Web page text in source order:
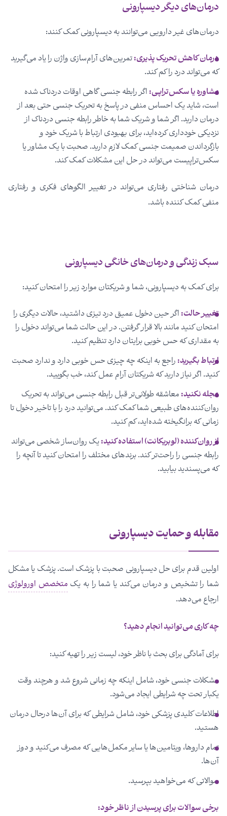
درمان‌های دیگر دیسپارونی
درمان‌های غیر دارویی می‌توانند به دیسپارونی کمک کنند:
درمان کاهش تحریک پذیری:تمرین‌های آرام‌سازی واژن را یاد می‌گیرید
که می‌تواند درد را کم کند.
مشاوره یا سکس‌تراپی:اگر رابطه جنسی گاهی اوقات دردناک شده
است، شاید یک احساس منفی در پاسخ به تحریک جنسی حتی بعد از
درمان دارید. اگر شما و شریک شما به خاطر رابطه جنسی دردناک از
نزدیکی خودداری کرده‌اید، برای بهبودی ارتباط با شریک خود و
بازگرداندن صمیمت جنسی کمک لازم دارید. صحبت با یک مشاور یا
سکس‌تراپیست می‌تواند در حل این مشکلات کمک کند.
درمان شناختی رفتاری می‌تواند در تغییر الگوهای فکری و رفتاری
منفی کمک کننده باشد.
سبک زندگی و درمان‌های خانگی دیسپارونی
برای کمک به دیسپارونی، شما و شریکتان موارد زیر را امتحان کنید:
تغییر حالت:اگر حین دخول عمیق درد تیزی داشتید، حالات دیگری را
امتحان کنید مانند بالا قرار گرفتن. در این حالت شما می‌تواند دخول را
به مقداری که حس خوبی برایتان دارد تنظیم کنید.
ارتباط بگیرید:راجع به اینکه چه چیزی حس خوبی دارد و ندارد صحبت
کنید. اگر نیاز دارید که شریکتان آرام عمل کند، خب بگویید.
عجله نکنید:معاشقه طولانی‌تر قبل رابطه جنسی می‌تواند به تحریک
روان‌کننده‌های طبیعی شما کمک کند. می‌توانید درد را با تاخیر دخول تا
زمانی که برانگیخته شده‌اید، کم کنید.
از روان‌کننده (لوبریکانت) استفاده کنید:یک روان‌ساز شخصی می‌تواند
رابطه جنسی را راحت‌تر کند. برندهای مختلف را امتحان کنید تا آنچه را
که می‌پسندید بیابید.
مقابله و حمایت دیسپارونی
اولین قدم برای حل دیسپارونی صحبت با پزشک است. پزشک یا مشکل
شما را تشخیص و درمان می‌کند یا شما را به یک متخصص اورولوژی
ارجاع می‌دهد.
چه کاری می‌توانید انجام دهید؟
برای آمادگی برای بحث با ناظر خود، لیست زیر را تهیه کنید:
مشکلات جنسی خود، شامل اینکه چه زمانی شروع شد و هرچند وقت
یکبار تحت چه شرایطی ایجاد می‌شود.
اطلاعات کلیدی پزشکی خود، شامل شرایطی که برای آن‌ها درحال درمان
هستید.
تمام داروها، ویتامین‌ها یا سایر مکمل‌هایی که مصرف می‌کنید و دوز
آن‌ها.
سوالاتی که می‌خواهید بپرسید.
برخی سوالات برای پرسیدن از ناظر خود: